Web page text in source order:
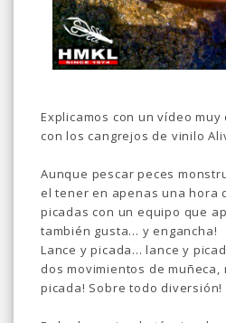
Explicamos con un vídeo
con los cangrejos de vinilo
Aunque pescar peces
el tener en apenas una hora
picadas con un equipo que
también gusta... y engancha!
Lance y picada... lance y
dos movimientos de muñeca,
picada! Sobre todo diversión!